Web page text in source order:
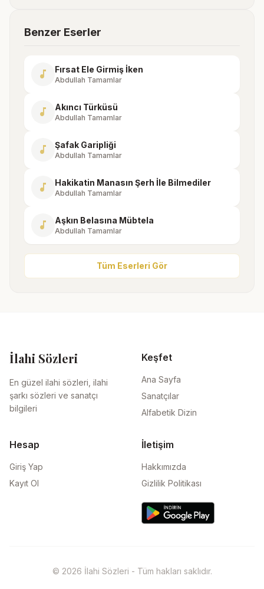
Benzer Eserler
music_note Fırsat Ele Girmiş İken
Abdullah Tamamlar
music_note Akıncı Türküsü
Abdullah Tamamlar
music_note Şafak Garipliği
Abdullah Tamamlar
music_note Hakikatin Manasın Şerh İle Bilmediler
Abdullah Tamamlar
music_note Aşkın Belasına Mübtela
Abdullah Tamamlar
Tüm Eserleri Gör
İlahi Sözleri
En güzel ilahi sözleri, ilahi
şarkı sözleri ve sanatçı
bilgileri
Keşfet
Ana Sayfa
Sanatçılar
Alfabetik Dizin
Hesap
Giriş Yap
Kayıt Ol
İletişim
Hakkımızda
Gizlilik Politikası
© 2026 İlahi Sözleri - Tüm hakları saklıdır.